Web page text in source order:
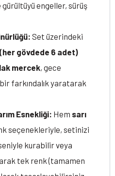
gürültüyü engeller, sürüş
Set üzerindeki
gövdede 6 adet)
mercek, gece
farkındalık yaratarak
Esnekliği: Hem sarı
seçenekleriyle, setinizi
kurabilir veya
tek renk (tamamen